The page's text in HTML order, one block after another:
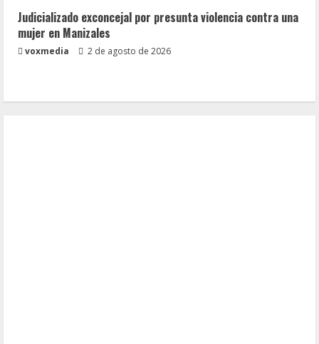
Judicializado exconcejal por presunta violencia contra una
mujer en Manizales
voxmedia 2 de agosto de 2026